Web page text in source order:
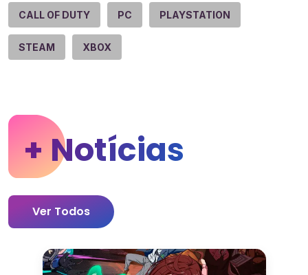
CALL OF DUTY PC PLAYSTATION
STEAM XBOX
+ Notícias
Ver Todos